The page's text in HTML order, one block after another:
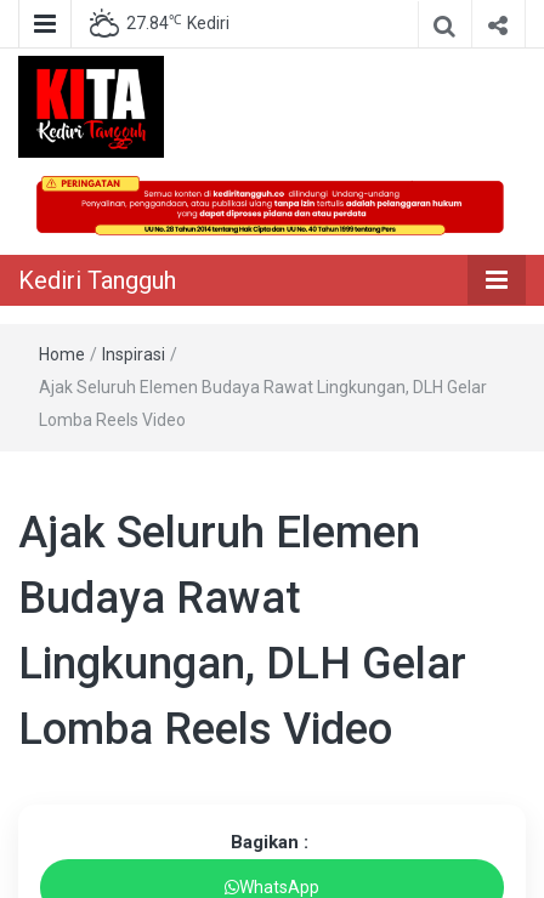
27.84℃ Kediri
Kediri Tangguh
Berita Akurat Terpercaya
Kediri Tangguh
Home / Inspirasi /
Ajak Seluruh Elemen Budaya Rawat Lingkungan, DLH Gelar
Lomba Reels Video
Ajak Seluruh Elemen
Budaya Rawat
Lingkungan, DLH Gelar
Lomba Reels Video
Bagikan :
WhatsApp